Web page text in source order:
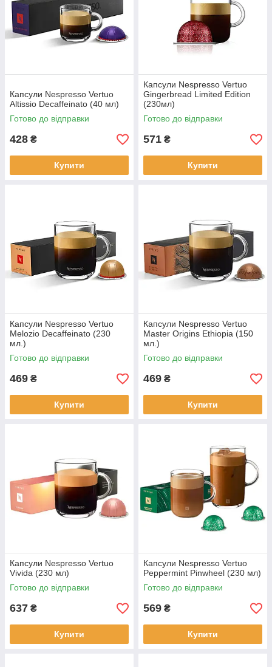
Капсули Nespresso Vertuo
Altissio Decaffeinato (40 мл)
Готово до відправки
428 ₴
Купити
Капсули Nespresso Vertuo
Gingerbread Limited Edition
(230мл)
Готово до відправки
571 ₴
Купити
Капсули Nespresso Vertuo
Melozio Decaffeinato (230
мл.)
Готово до відправки
469 ₴
Купити
Капсули Nespresso Vertuo
Master Origins Ethiopia (150
мл.)
Готово до відправки
469 ₴
Купити
Капсули Nespresso Vertuo
Vivida (230 мл)
Готово до відправки
637 ₴
Купити
Капсули Nespresso Vertuo
Peppermint Pinwheel (230 мл)
Готово до відправки
569 ₴
Купити